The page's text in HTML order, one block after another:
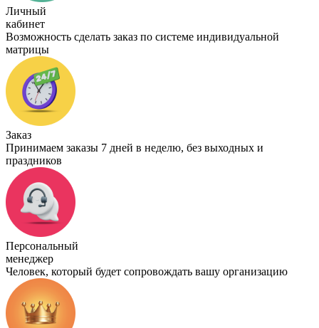
Личный
кабинет
Возможность сделать заказ по системе индивидуальной
матрицы
Заказ
Принимаем заказы 7 дней в неделю, без выходных и
праздников
Персональный
менеджер
Человек, который будет сопровождать вашу организацию